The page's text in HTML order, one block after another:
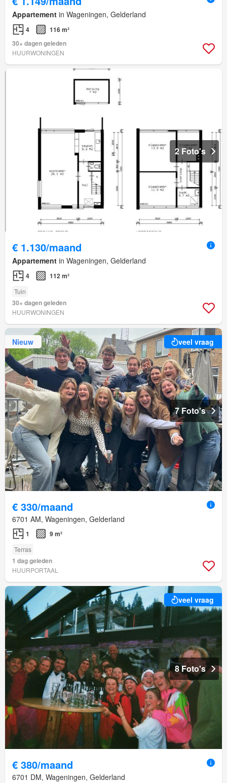
Appartement in Wageningen, Gelderland
4
116 m²
30+ dagen geleden
HUURWONINGEN
2 Foto's
€ 1.130/maand
Appartement in Wageningen, Gelderland
4 112 m²
Tuin
30+ dagen geleden
HUURWONINGEN
Nieuw veel vraag
7 Foto's
€ 330/maand
6701 AM, Wageningen, Gelderland
1 9 m²
Terras
1 dag geleden
HUURPORTAAL
veel vraag
8 Foto's
€ 380/maand
6701 DM, Wageningen, Gelderland